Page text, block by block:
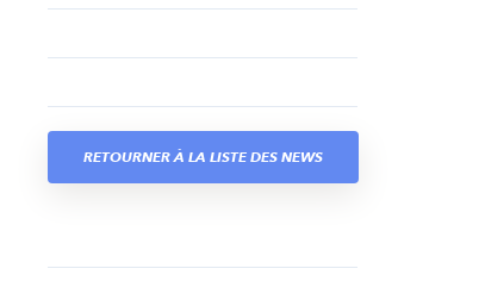
RETOURNER À LA LISTE DES NEWS